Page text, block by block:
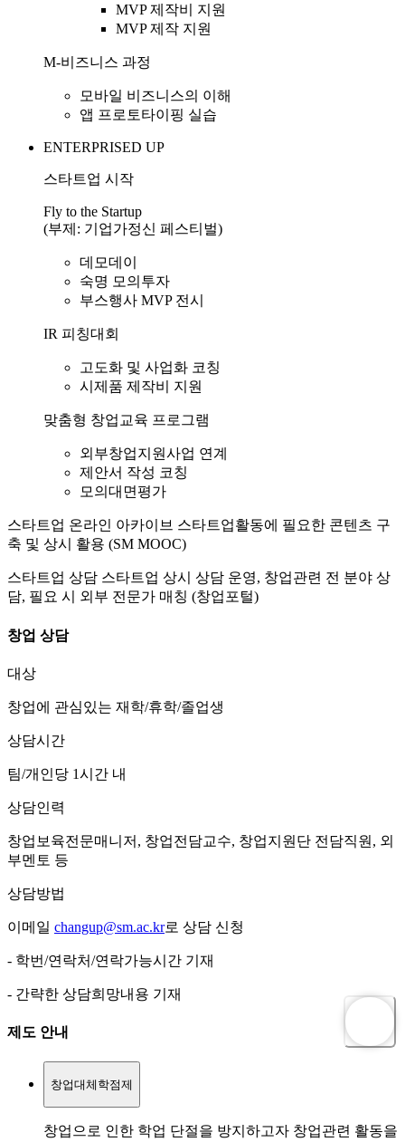
MVP 제작비 지원
MVP 제작 지원
M-비즈니스 과정
모바일 비즈니스의 이해
앱 프로토타이핑 실습
ENTERPRISED UP
스타트업 시작
Fly to the Startup
(부제: 기업가정신 페스티벌)
데모데이
숙명 모의투자
부스행사 MVP 전시
IR 피칭대회
고도화 및 사업화 코칭
시제품 제작비 지원
맞춤형 창업교육 프로그램
외부창업지원사업 연계
제안서 작성 코칭
모의대면평가
스타트업 온라인 아카이브 스타트업활동에 필요한 콘텐츠 구
축 및 상시 활용 (SM MOOC)
스타트업 상담 스타트업 상시 상담 운영, 창업관련 전 분야 상
담, 필요 시 외부 전문가 매칭 (창업포털)
창업 상담
대상
창업에 관심있는 재학/휴학/졸업생
상담시간
팀/개인당 1시간 내
상담인력
창업보육전문매니저, 창업전담교수, 창업지원단 전담직원, 외
부멘토 등
상담방법
이메일 changup@sm.ac.kr로 상담 신청
- 학번/연락처/연락가능시간 기재
- 간략한 상담희망내용 기재
제도 안내
창업대체학점제
창업으로 인한 학업 단절을 방지하고자 창업관련 활동을